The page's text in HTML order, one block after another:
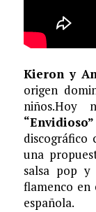
Kieron y
origen
niños.Hoy
“Envidioso”
discográfico
una
salsa pop y
flamenco
española.